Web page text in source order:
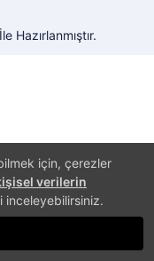
için, çerezler
verilerin
inceleyebilirsiniz.
Hazırlanmıştır.